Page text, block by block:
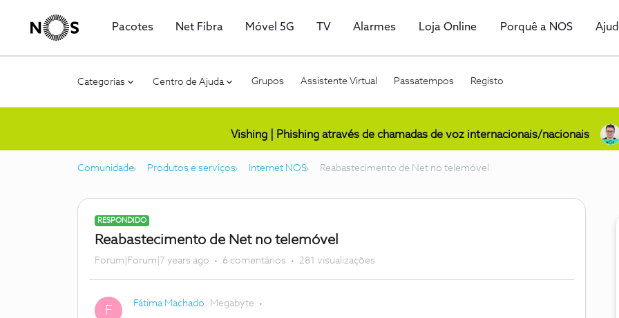
Pacotes Net Fibra Móvel 5G TV Alarmes Loja Online Porquê a NOS
Categorias Centro de Ajuda Grupos Assistente Virtual Passatempos Registo
Vishing | Phishing através de chamadas de voz internacionais/nacionais
Comunidade Produtos e serviços Internet NOS Reabastecimento de Net no telemóvel
RESPONDIDO
Reabastecimento de Net no telemóvel
Forum|Forum|7 years ago 6 comentários 281 visualizações
F Fátima Machado Megabyte